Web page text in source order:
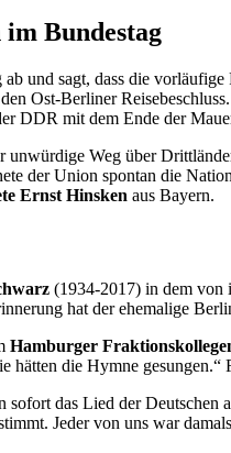
Bundestag
und sagt, dass die
Ost-Berliner
DDR mit dem Ende der
unwürdige Weg über
der Union spontan die
Ernst Hinsken aus Bayern.
(1934-2017) in dem von
hat der ehemalige
Hamburger
hätten die Hymne
sofort das Lied der
Jeder von uns war